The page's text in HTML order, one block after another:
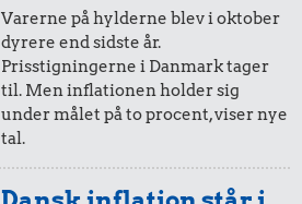
10,-
i 1981
= 31,-
i 2025
16,-
Varerne på hylderne blev i oktober
dyrere end sidste år.
Prisstigningerne i Danmark tager
til. Men inflationen holder sig
under målet på to procent, viser nye
tal.